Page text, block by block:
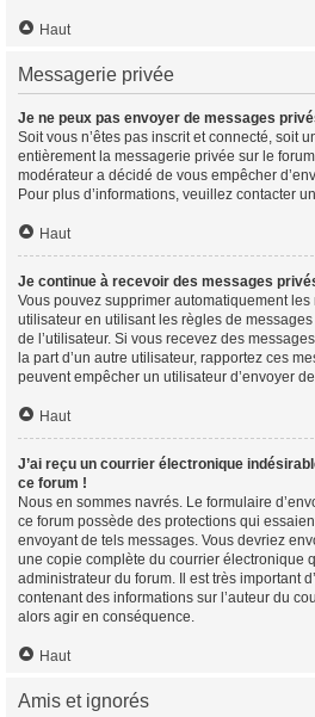
Haut
Messagerie privée
Je ne peux pas envoyer de messages
Soit vous n’êtes pas inscrit et connecté, soit
entièrement la messagerie privée sur le
modérateur a décidé de vous empêcher
Pour plus d’informations, veuillez contacter
Haut
Je continue à recevoir des messages
Vous pouvez supprimer automatiquement les
utilisateur en utilisant les règles de
de l’utilisateur. Si vous recevez des
la part d’un autre utilisateur, rapportez ces
peuvent empêcher un utilisateur d’envoyer
Haut
J’ai reçu un courrier électronique
ce forum !
Nous en sommes navrés. Le formulaire
ce forum possède des protections qui
envoyant de tels messages. Vous devriez
une copie complète du courrier électronique
administrateur du forum. Il est très important
contenant des informations sur l’auteur du
alors agir en conséquence.
Haut
Amis et ignorés